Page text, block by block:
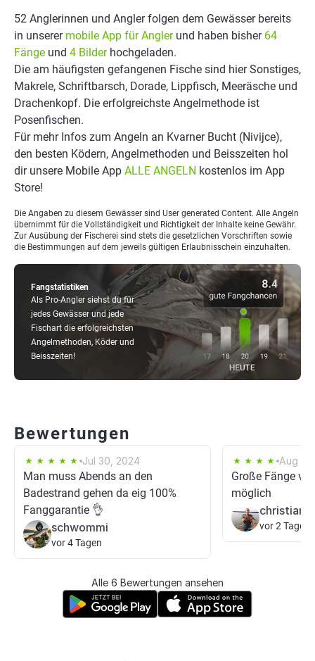
Fangstatistiken
Als Pro-Angler siehst du für
jedes Gewässer und jede
Fischart die erfolgreichsten
Angelmethoden, Köder und
Beisszeiten!
52 Anglerinnen und Angler folgen dem Gewässer bereits
in unserer mobile App für Anglerund haben bisher 64
Fänge und 4 Bilderhochgeladen.
Die am häufigsten gefangenen Fische sind hier Sonstiges,
Makrele, Schriftbarsch, Dorade, Lippfisch, Meeräsche und
Drachenkopf. Die erfolgreichste Angelmethode ist
Posenfischen.
Für mehr Infos zum Angeln an Kvarner Bucht (Nivijce),
den besten Ködern, Angelmethoden und Beisszeiten hol
dir unsere Mobile App ALLE ANGELN kostenlos im App
Store!
Die Angaben zu diesem Gewässer sind User generated Content. Alle Angeln
übernimmt für die Vollständigkeit und Richtigkeit der Inhalte keine Gewähr.
Zur Ausübung der Fischerei sind stets die gesetzlichen Vorschriften sowie
die Bestimmungen auf dem jeweils gültigen Erlaubnisschein einzuhalten.
Bewertungen
Jul 30, 2024
Man muss Abends an den
Badestrand gehen da eig 100%
Fanggarantie 👌
schwommi
vor 4 Tagen
Aug
Große Fänge
möglich
vor 2 Tagen
Alle 6 Bewertungen ansehen